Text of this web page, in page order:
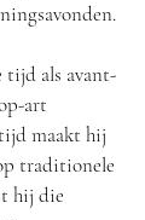
tijd als avant-
art
maakt hij
traditionele
hij die